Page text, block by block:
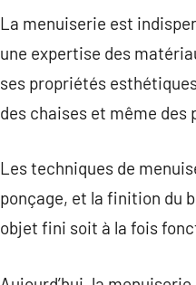
La menuiserie est
une expertise des
ses propriétés
des chaises et même des
Les techniques de
ponçage, et la finition du
objet fini soit à la fois